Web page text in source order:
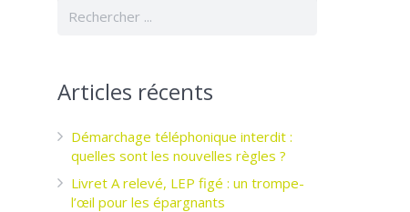
Articles récents
Démarchage téléphonique interdit :
quelles sont les nouvelles règles ?
Livret A relevé, LEP figé : un trompe-
l’œil pour les épargnants ­